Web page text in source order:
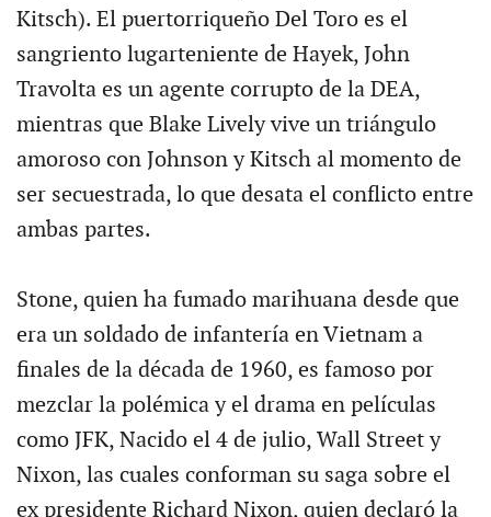
Kitsch). El puertorriqueño Del Toro es el
sangriento lugarteniente de Hayek, John
Travolta es un agente corrupto de la DEA,
mientras que Blake Lively vive un triángulo
amoroso con Johnson y Kitsch al momento de
ser secuestrada, lo que desata el conflicto entre
ambas partes.
Stone, quien ha fumado marihuana desde que
era un soldado de infantería en Vietnam a
finales de la década de 1960, es famoso por
mezclar la polémica y el drama en películas
como JFK, Nacido el 4 de julio, Wall Street y
Nixon, las cuales conforman su saga sobre el
ex presidente Richard Nixon, quien declaró la